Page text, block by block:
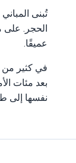
تُبنى
الحجر. على
عميقًا.
في كثير من
بعد مئات
نفسها